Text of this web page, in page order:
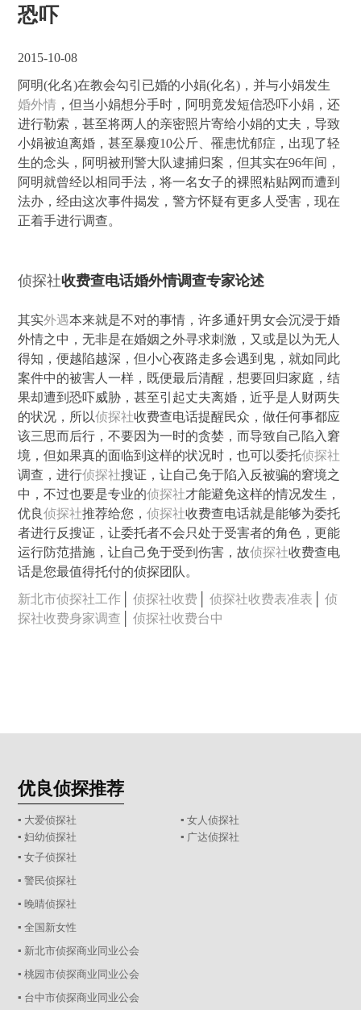
恐吓
2015-10-08
阿明(化名)在教会勾引已婚的小娟(化名)，并与小娟发生
婚外情 ，但当小娟想分手时，阿明竟发短信恐吓小娟，还
进行勒索，甚至将两人的亲密照片寄给小娟的丈夫，导致
小娟被迫离婚，甚至暴瘦10公斤、罹患忧郁症，出现了轻
生的念头，阿明被刑警大队逮捕归案，但其实在96年间，
阿明就曾经以相同手法，将一名女子的裸照粘贴网而遭到
法办，经由这次事件揭发，警方怀疑有更多人受害，现在
正着手进行调查。
侦探社收费查电话婚外情调查专家论述
其实外遇本来就是不对的事情，许多通奸男女会沉浸于婚
外情之中，无非是在婚姻之外寻求刺激，又或是以为无人
得知，便越陷越深，但小心夜路走多会遇到鬼，就如同此
案件中的被害人一样，既便最后清醒，想要回归家庭，结
果却遭到恐吓威胁，甚至引起丈夫离婚，近乎是人财两失
的状况，所以侦探社收费查电话提醒民众，做任何事都应
该三思而后行，不要因为一时的贪婪，而导致自己陷入窘
境，但如果真的面临到这样的状况时，也可以委托侦探社
调查，进行侦探社搜证，让自己免于陷入反被骗的窘境之
中，不过也要是专业的侦探社才能避免这样的情况发生，
优良侦探社推荐给您，侦探社收费查电话就是能够为委托
者进行反搜证，让委托者不会只处于受害者的角色，更能
运行防范措施，让自己免于受到伤害，故侦探社收费查电
话是您最值得托付的侦探团队。
新北市侦探社工作 │侦探社收费 │侦探社收费表准表 │侦
探社收费身家调查 │侦探社收费台中
优良侦探推荐
▪ 大爱侦探社
▪ 女人侦探社
▪ 妇幼侦探社
▪ 广达侦探社
▪ 女子侦探社
▪ 警民侦探社
▪ 晚晴侦探社
▪ 全国新女性
▪ 新北市侦探商业同业公会
▪ 桃园市侦探商业同业公会
▪ 台中市侦探商业同业公会